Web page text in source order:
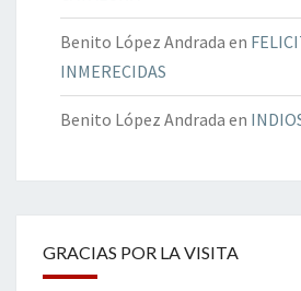
Benito López Andrada en
INMERECIDAS
Benito López Andrada en
GRACIAS POR LA VISITA